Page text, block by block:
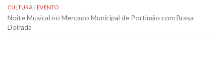
CULTURA/EVENTO
Noite Musical no Mercado Municipal de Portimão com Brasa
Doirada